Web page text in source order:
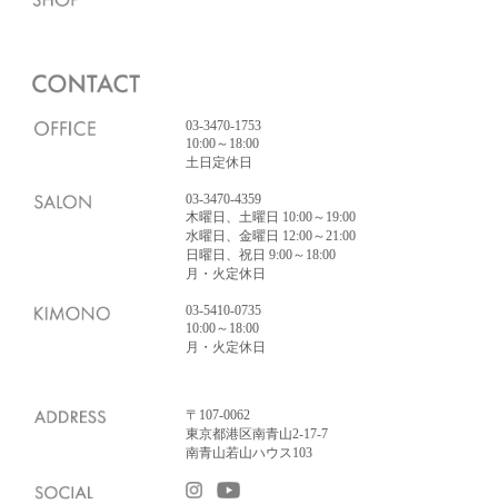
03-3470-1753
10:00～18:00
土日定休日
03-3470-4359
木曜日、土曜日 10:00～19:00
水曜日、金曜日 12:00～21:00
日曜日、祝日 9:00～18:00
月・火定休日
03-5410-0735
10:00～18:00
月・火定休日
〒107-0062
東京都港区南青山2-17-7
南青山若山ハウス103